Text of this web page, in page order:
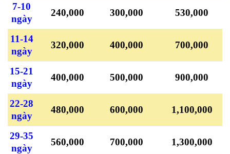
7-10
ngày
240,000 300,000 530,000
11-14
ngày
320,000 400,000 700,000
15-21
ngày
400,000 500,000 900,000
22-28
ngày
480,000 600,000 1,100,000
29-35
ngày
560,000 700,000 1,300,000